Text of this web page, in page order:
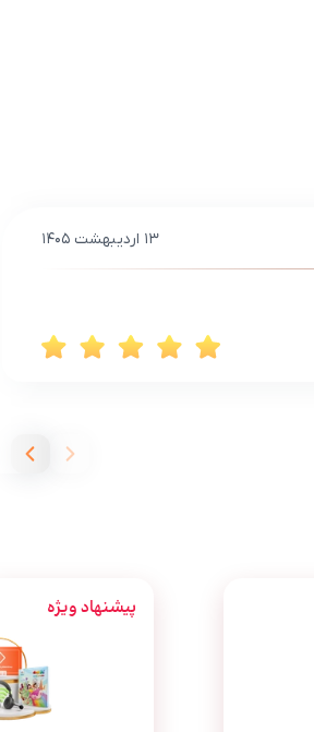
۱۳ اردیبهشت ۱۴۰۵
پیشنهاد ویژه